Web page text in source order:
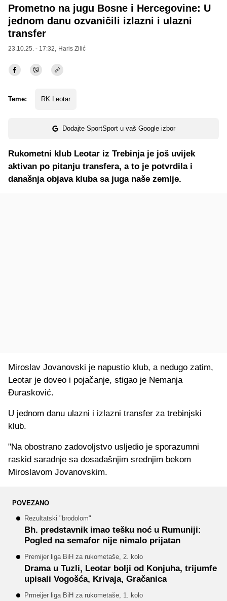
Prometno na jugu Bosne i Hercegovine: U
jednom danu ozvaničili izlazni i ulazni
transfer
23.10.25. - 17:32, Haris Zilić
Teme: RK Leotar
Dodajte SportSport u vaš Google izbor
Rukometni klub Leotar iz Trebinja je još uvijek
aktivan po pitanju transfera, a to je potvrdila i
današnja objava kluba sa juga naše zemlje.
Miroslav Jovanovski je napustio klub, a nedugo zatim,
Leotar je doveo i pojačanje, stigao je Nemanja
Đurasković.
U jednom danu ulazni i izlazni transfer za trebinjski
klub.
"Na obostrano zadovoljstvo usljedio je sporazumni
raskid saradnje sa dosadašnjim srednjim bekom
Miroslavom Jovanovskim.
POVEZANO
Rezultatski "brodolom"
Bh. predstavnik imao tešku noć u Rumuniji:
Pogled na semafor nije nimalo prijatan
Premijer liga BiH za rukometaše, 2. kolo
Drama u Tuzli, Leotar bolji od Konjuha, trijumfe
upisali Vogošća, Krivaja, Gračanica
Prmeijer liga BiH za rukometaše, 1. kolo